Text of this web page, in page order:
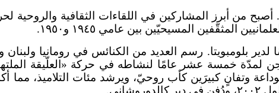
أصبح من أبرز المشاركين في اللقاءات الثقافية والروحية
المسيحيّين بين عامي ١٩٤٥ و١٩٥٠.
ثم رئيسًا لدير بلومبويتا. رسم العديد من الكنائس في
وتفانٍ كبيرَين كأب روحيّ، ويرشد مئات التلاميذ،